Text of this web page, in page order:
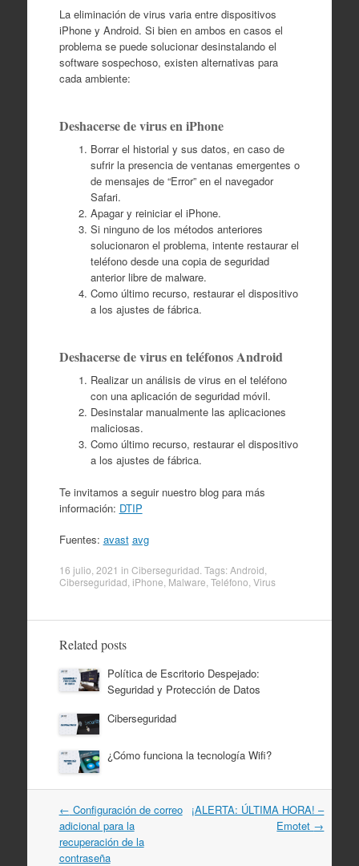
La eliminación de virus varia entre dispositivos
iPhone y Android. Si bien en ambos en casos el
problema se puede solucionar desinstalando el
software sospechoso, existen alternativas para
cada ambiente:
Deshacerse de virus en iPhone
Borrar el historial y sus datos, en caso de
sufrir la presencia de ventanas emergentes o
de mensajes de “Error” en el navegador
Safari.
Apagar y reiniciar el iPhone.
Si ninguno de los métodos anteriores
solucionaron el problema, intente restaurar el
teléfono desde una copia de seguridad
anterior libre de malware.
Como último recurso, restaurar el dispositivo
a los ajustes de fábrica.
Deshacerse de virus en teléfonos Android
Realizar un análisis de virus en el teléfono
con una aplicación de seguridad móvil.
Desinstalar manualmente las aplicaciones
maliciosas.
Como último recurso, restaurar el dispositivo
a los ajustes de fábrica.
Te invitamos a seguir nuestro blog para más
información: DTIP
Fuentes: avast avg
16 julio, 2021 in Ciberseguridad . Tags:Android
Ciberseguridad iPhone Malware Teléfono Virus
Related posts
Política de Escritorio Despejado:
Seguridad y Protección de Datos
Ciberseguridad
¿Cómo funciona la tecnología Wifi?
Post
navigation
← Configuración de correo
adicional para la
recuperación de la
contraseña
¡ALERTA: ÚLTIMA HORA! –
Emotet →